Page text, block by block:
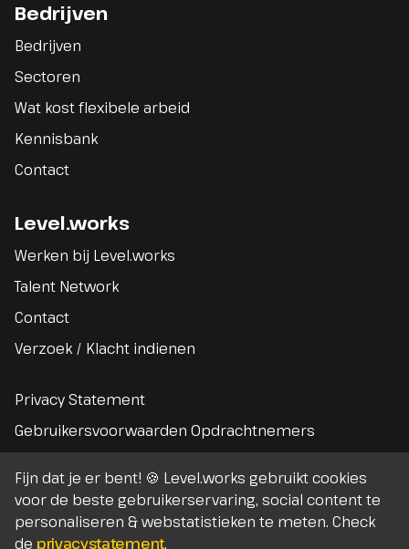
Fijn dat je er bent! 🍪 Level.works gebruikt cookies
voor de beste gebruikerservaring, social content te
personaliseren & webstatistieken te meten. Check
de privacystatement.
Bedrijven
Bedrijven
Sectoren
Wat kost flexibele arbeid
Kennisbank
Contact
Level.works
Werken bij Level.works
Talent Network
Contact
Verzoek / Klacht indienen
Privacy Statement
Gebruikersvoorwaarden Opdrachtnemers
Algemene voorwaarden